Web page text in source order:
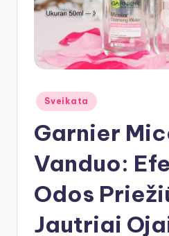
Posted
in
Sveikata
Garnier
Vanduo:
Odos
Jautriai